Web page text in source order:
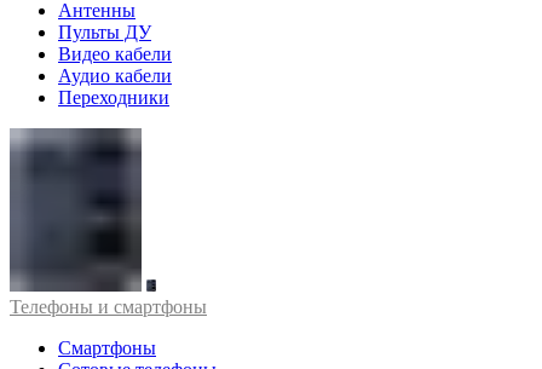
Антенны
Пульты ДУ
Видео кабели
Аудио кабели
Переходники
Телефоны и смартфоны
Смартфоны